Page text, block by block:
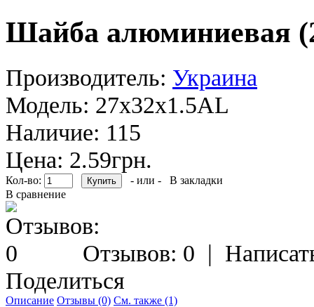
Шайба алюминиевая
Производитель: Украина
Модель: 27х32х1.5AL
Наличие: 115
Цена: 2.59грн.
Кол-во: - или -
В закладки
В сравнение
Отзывов: 0 |
Поделиться
Описание Отзывы (0) См. также (1)